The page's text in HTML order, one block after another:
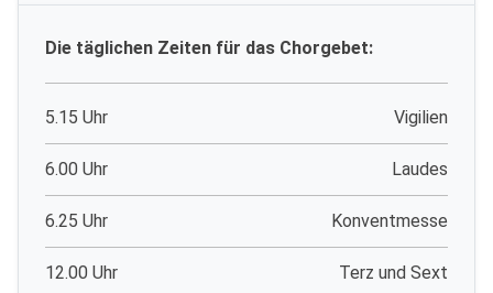
Die täglichen Zeiten für das Chorgebet:
5.15 Uhr Vigilien
6.00 Uhr Laudes
6.25 Uhr Konventmesse
12.00 Uhr Terz und Sext